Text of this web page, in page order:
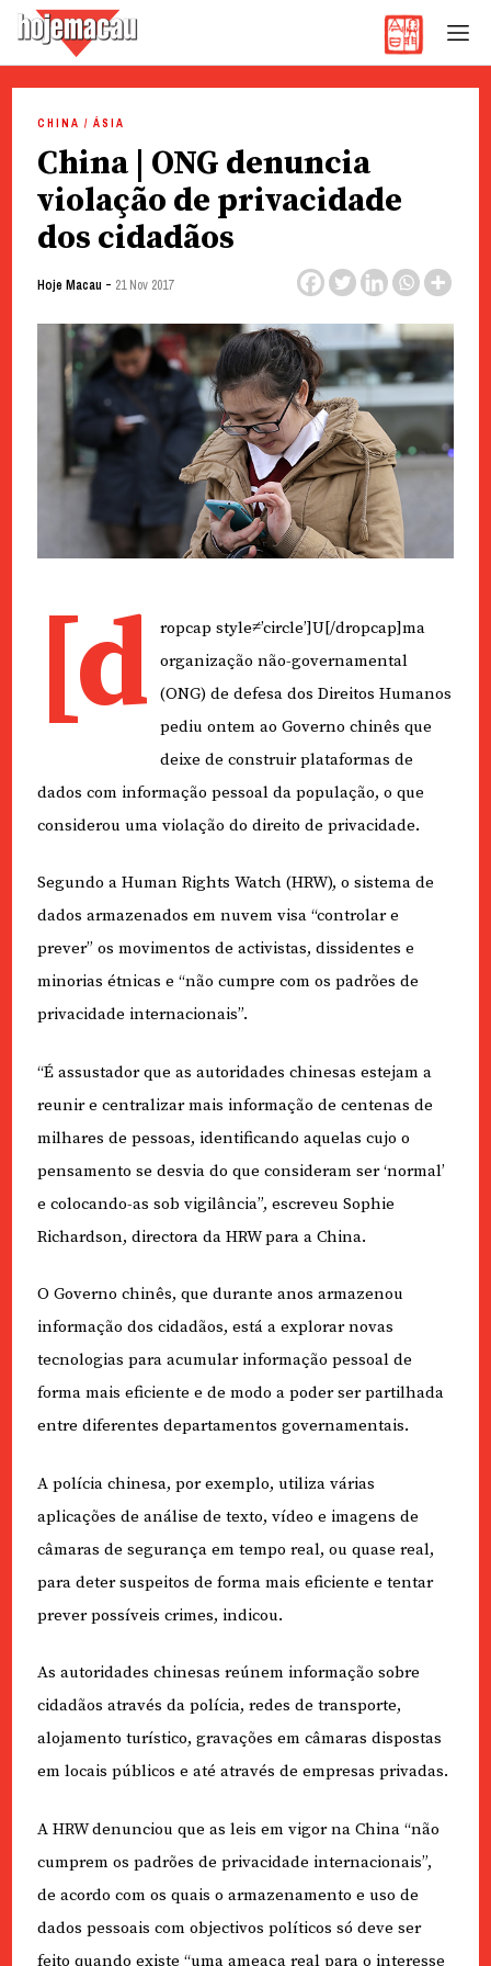
content
CHINA / ÁSIA
China | ONG denuncia
violação de privacidade
dos cidadãos
Hoje Macau - 21 Nov 2017
[d
ropcap style≠’circle’]U[/dropcap]ma
organização não-governamental
(ONG) de defesa dos Direitos Humanos
pediu ontem ao Governo chinês que
deixe de construir plataformas de
dados com informação pessoal da população, o que
considerou uma violação do direito de privacidade.
Segundo a Human Rights Watch (HRW), o sistema de
dados armazenados em nuvem visa “controlar e
prever” os movimentos de activistas, dissidentes e
minorias étnicas e “não cumpre com os padrões de
privacidade internacionais”.
“É assustador que as autoridades chinesas estejam a
reunir e centralizar mais informação de centenas de
milhares de pessoas, identificando aquelas cujo o
pensamento se desvia do que consideram ser ‘normal’
e colocando-as sob vigilância”, escreveu Sophie
Richardson, directora da HRW para a China.
O Governo chinês, que durante anos armazenou
informação dos cidadãos, está a explorar novas
tecnologias para acumular informação pessoal de
forma mais eficiente e de modo a poder ser partilhada
entre diferentes departamentos governamentais.
A polícia chinesa, por exemplo, utiliza várias
aplicações de análise de texto, vídeo e imagens de
câmaras de segurança em tempo real, ou quase real,
para deter suspeitos de forma mais eficiente e tentar
prever possíveis crimes, indicou.
As autoridades chinesas reúnem informação sobre
cidadãos através da polícia, redes de transporte,
alojamento turístico, gravações em câmaras dispostas
em locais públicos e até através de empresas privadas.
A HRW denunciou que as leis em vigor na China “não
cumprem os padrões de privacidade internacionais”,
de acordo com os quais o armazenamento e uso de
dados pessoais com objectivos políticos só deve ser
feito quando existe “uma ameaça real para o interesse